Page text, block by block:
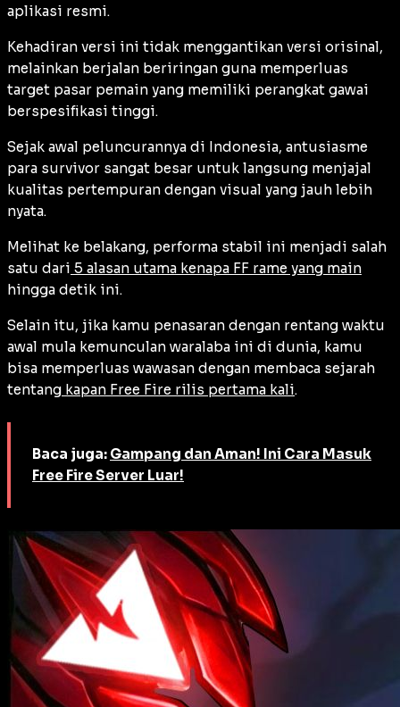
aplikasi resmi.
Kehadiran versi ini tidak menggantikan versi orisinal,
melainkan berjalan beriringan guna memperluas
target pasar pemain yang memiliki perangkat gawai
berspesifikasi tinggi.
Sejak awal peluncurannya di Indonesia, antusiasme
para survivor sangat besar untuk langsung menjajal
kualitas pertempuran dengan visual yang jauh lebih
nyata.
Melihat ke belakang, performa stabil ini menjadi salah
satu dari 5 alasan utama kenapa FF rame yang main
hingga detik ini.
Selain itu, jika kamu penasaran dengan rentang waktu
awal mula kemunculan waralaba ini di dunia, kamu
bisa memperluas wawasan dengan membaca sejarah
tentang kapan Free Fire rilis pertama kali.
Baca juga: Gampang dan Aman! Ini Cara Masuk
Free Fire Server Luar!